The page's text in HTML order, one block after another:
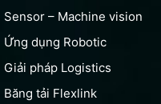
Sensor – Machine vision
Ứng dụng Robotic
Giải pháp Logistics
Băng tải Flexlink